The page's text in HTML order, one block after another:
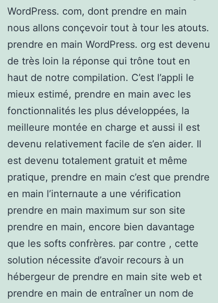
WordPress. com, dont prendre en main
nous allons conçevoir tout à tour les atouts.
prendre en main WordPress. org est devenu
de très loin la réponse qui trône tout en
haut de notre compilation. C’est l’appli le
mieux estimé, prendre en main avec les
fonctionnalités les plus développées, la
meilleure montée en charge et aussi il est
devenu relativement facile de s’en aider. Il
est devenu totalement gratuit et même
pratique, prendre en main c’est que prendre
en main l’internaute a une vérification
prendre en main maximum sur son site
prendre en main, encore bien davantage
que les softs confrères. par contre , cette
solution nécessite d’avoir recours à un
hébergeur de prendre en main site web et
prendre en main de entraîner un nom de